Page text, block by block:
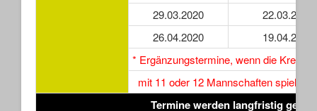
29.03.2020
22.03.2020
26.04.2020
19.04.2020
* Ergänzungstermine, wenn die
mit 11 oder 12 Mannschaften spielt.
Termine werden langfristig